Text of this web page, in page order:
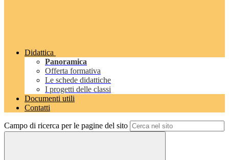
Didattica
Panoramica
Offerta formativa
Le schede didattiche
I progetti delle classi
Documenti utili
Contatti
Campo di ricerca per le pagine del sito